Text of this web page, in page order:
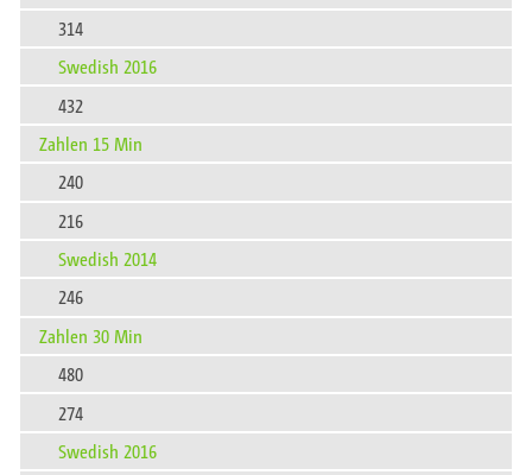
314
Swedish 2016
432
Zahlen 15 Min
240
216
Swedish 2014
246
Zahlen 30 Min
480
274
Swedish 2016